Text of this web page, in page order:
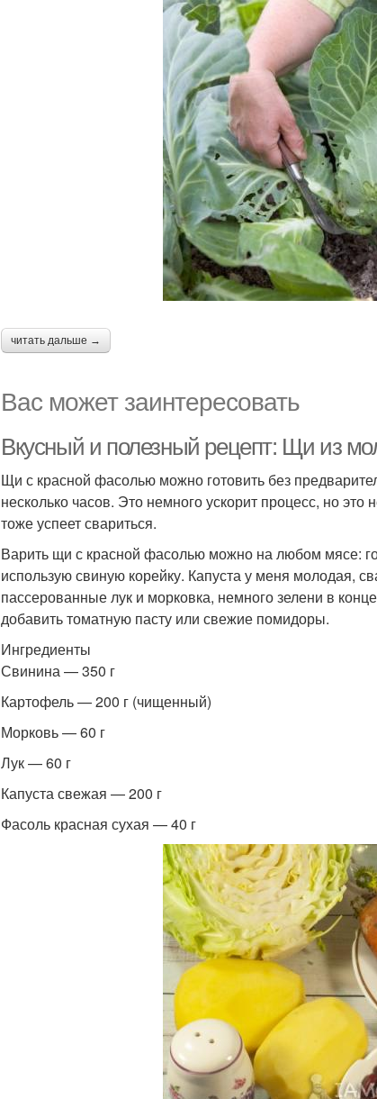
читать дальше →
Вас может заинтересовать
Вкусный и полезный рецепт: Щи из
Щи с красной фасолью можно готовить без
несколько часов. Это немного ускорит процесс, но
тоже успеет свариться.
Варить щи с красной фасолью можно на любом мясе:
использую свиную корейку. Капуста у меня молодая,
пассерованные лук и морковка, немного зелени в
добавить томатную пасту или свежие помидоры.
Ингредиенты
Свинина — 350 г
Картофель — 200 г (чищенный)
Морковь — 60 г
Лук — 60 г
Капуста свежая — 200 г
Фасоль красная сухая — 40 г